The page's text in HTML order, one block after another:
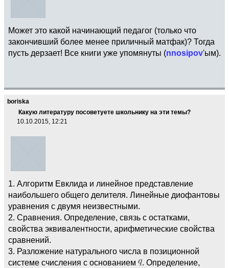
Может это какой начинающий педагог (только что
закончивший более менее приличный матфак)? Тогда
пусть дерзает! Все книги уже упомянуты (nnosipov'ым).
boriska
Какую литературу посоветуете школьнику на эти темы?
10.10.2015, 12:21
1. Алгоритм Евклида и линейное представление
наибольшего общего делителя. Линейные диофантовы
уравнения с двумя неизвестными.
2. Сравнения. Определение, связь с остатками,
свойства эквивалентности, арифметические свойства
сравнений.
3. Разложение натурального числа в позиционной
системе счисления с основанием
. Определение,